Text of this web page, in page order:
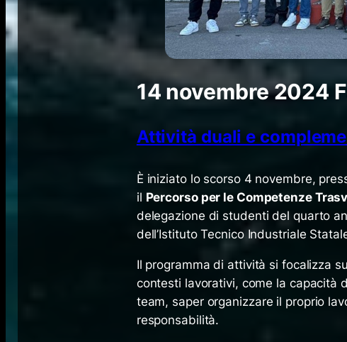
14 novembre 2024
Attività duali e
È iniziato lo scorso 4 novembre,
il Percorso per le Competenze
delegazione di studenti del quarto
dell’Istituto Tecnico Industriale
Il programma di attività si focalizza
contesti lavorativi, come la capacità
team, saper organizzare il proprio
responsabilità.